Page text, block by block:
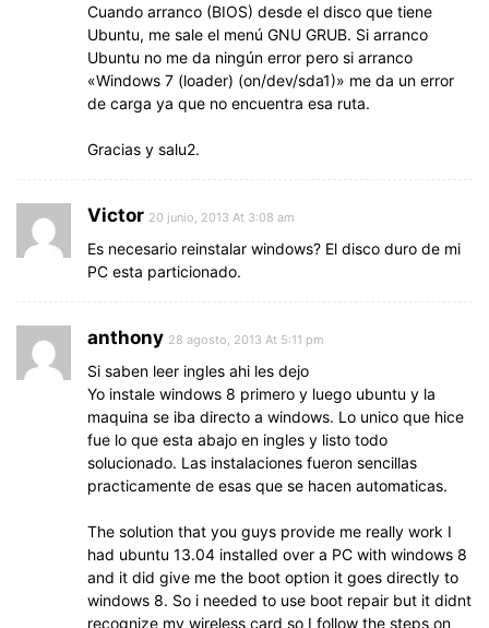
Cuando arranco (BIOS) desde el disco que tiene
Ubuntu, me sale el menú GNU GRUB. Si arranco
Ubuntu no me da ningún error pero si arranco
«Windows 7 (loader) (on/dev/sda1)» me da un error
de carga ya que no encuentra esa ruta.
Gracias y salu2.
Victor 20 junio, 2013 At 3:08 am
Es necesario reinstalar windows? El disco duro de mi
PC esta particionado.
anthony 28 agosto, 2013 At 5:11 pm
Si saben leer ingles ahi les dejo
Yo instale windows 8 primero y luego ubuntu y la
maquina se iba directo a windows. Lo unico que hice
fue lo que esta abajo en ingles y listo todo
solucionado. Las instalaciones fueron sencillas
practicamente de esas que se hacen automaticas.
The solution that you guys provide me really work I
had ubuntu 13.04 installed over a PC with windows 8
and it did give me the boot option it goes directly to
windows 8. So i needed to use boot repair but it didnt
recognize my wireless card so I follow the steps on